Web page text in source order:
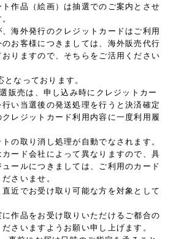
ト作品（絵画）は抽選でのご案内とさせ
、海外発行のクレジットカードはご利用
お客様につきましては、海外販売代行
りますので、そちらをご活用ください
となっております。
販売は、申し込み時にクレジットカー
行い当選後の発送処理を行うと決済確定
レジットカード利用内容に一度利用履
の取り消し処理が自動でなされます。
ード会社によって異なりますので、具
ールにつきましては、ご利用のカード
さいませ。
直近でお受け取り可能な方を対象として
作品をお受け取りいただけるご都合の
さいますようお願い申し上げます。